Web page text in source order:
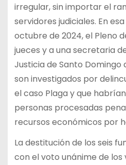
irregular, sin importar el
servidores judiciales. En
octubre de 2024, el Pleno
jueces y a una secretaria
Justicia de Santo Domingo
son investigados por
el caso Plaga y que
personas procesadas
recursos económicos por
La destitución de los seis
con el voto unánime de los